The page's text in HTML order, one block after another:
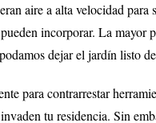
aire a alta velocidad para
incorporar. La mayor
dejar el jardín listo
para contrarrestar
tu residencia. Sin